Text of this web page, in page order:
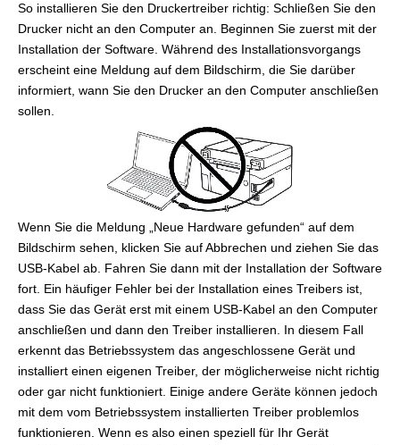
So installieren Sie den Druckertreiber richtig: Schließen Sie den
Drucker nicht an den Computer an. Beginnen Sie zuerst mit der
Installation der Software. Während des Installationsvorgangs
erscheint eine Meldung auf dem Bildschirm, die Sie darüber
informiert, wann Sie den Drucker an den Computer anschließen
sollen.
Wenn Sie die Meldung „Neue Hardware gefunden“ auf dem
Bildschirm sehen, klicken Sie auf Abbrechen und ziehen Sie das
USB-Kabel ab. Fahren Sie dann mit der Installation der Software
fort. Ein häufiger Fehler bei der Installation eines Treibers ist,
dass Sie das Gerät erst mit einem USB-Kabel an den Computer
anschließen und dann den Treiber installieren. In diesem Fall
erkennt das Betriebssystem das angeschlossene Gerät und
installiert einen eigenen Treiber, der möglicherweise nicht richtig
oder gar nicht funktioniert. Einige andere Geräte können jedoch
mit dem vom Betriebssystem installierten Treiber problemlos
funktionieren. Wenn es also einen speziell für Ihr Gerät